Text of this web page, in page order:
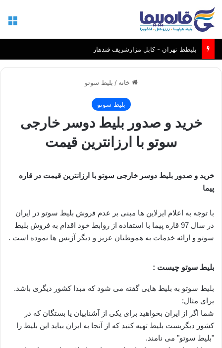
بلیطط تهران - کابل مزارشریف قندهار
خانه / بلیط سوتو
بلیط سوتو
خرید و صدور بلیط دوسر خارجی
سوتو با ارزانترین قیمت
خرید و صدور بلیط دوسر خارجی سوتو با ارزانترین قیمت در قاره
پیما
با توجه به اعلام ایرلاین ها مبنی بر عدم فروش بلیط سوتو در ایران
در سال 97 قاره پیما با استفاده از روابط خود اقدام به فروش بلیط
سوتو و ارائه خدمات به هموطنان عزیز و دیگر آژنس ها نموده است .
بلیط سوتو چیست :
بلیط سوتو به بلیط هایی گفته می شود که مبدا کشور دیگری باشد.
برای مثال:
شما اگر از ایران بخواهید برای یکی از آشناییان یا بستگان که در
کشور دیگریست بلیط تهیه کنید که از آنجا به ایران بیاید این بلیط را
"بلیط سوتو" می نامند.